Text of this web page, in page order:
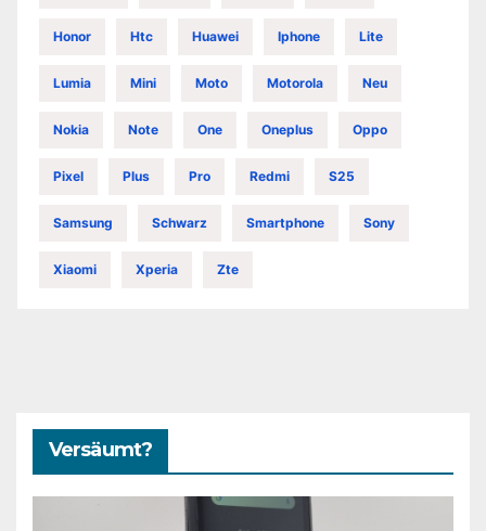
Honor Htc Huawei Iphone Lite
Lumia Mini Moto Motorola Neu
Nokia Note One Oneplus Oppo
Pixel Plus Pro Redmi S25
Samsung Schwarz Smartphone Sony
Xiaomi Xperia Zte
Versäumt?